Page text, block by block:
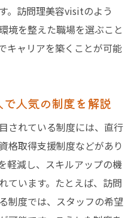
。訪問理美容visitのよう
境を整えた職場を選ぶこと
キャリアを築くことが可能
人気の制度を解説
されている制度には、直行
格取得支援制度などがあり
軽減し、スキルアップの機
ています。たとえば、訪問
制度では、スタッフの希望